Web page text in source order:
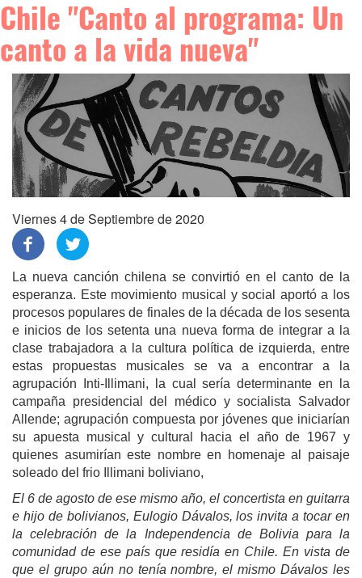
Chile "Canto al programa: Un
canto a la vida nueva"
Viernes 4 de Septiembre de 2020
La nueva canción chilena se convirtió en el canto de la
esperanza. Este movimiento musical y social aportó a los
procesos populares de finales de la década de los sesenta
e inicios de los setenta una nueva forma de integrar a la
clase trabajadora a la cultura política de izquierda, entre
estas propuestas musicales se va a encontrar a la
agrupación Inti-Illimani, la cual sería determinante en la
campaña presidencial del médico y socialista Salvador
Allende; agrupación compuesta por jóvenes que iniciarían
su apuesta musical y cultural hacia el año de 1967 y
quienes asumirían este nombre en homenaje al paisaje
soleado del frio Illimani boliviano,
El 6 de agosto de ese mismo año, el concertista en guitarra
e hijo de bolivianos, Eulogio Dávalos, los invita a tocar en
la celebración de la Independencia de Bolivia para la
comunidad de ese país que residía en Chile. En vista de
que el grupo aún no tenía nombre, el mismo Dávalos les